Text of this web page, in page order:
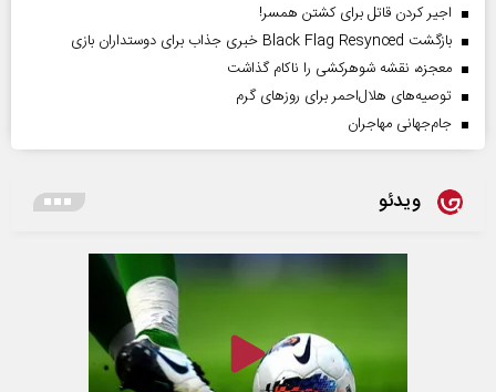
اجیر کردن قاتل برای کشتن همسر!
بازگشت Black Flag Resynced خبری جذاب برای دوستداران بازی
معجزه، نقشه شوهرکشی را ناکام گذاشت
توصیه‌های هلال‌احمر برای روز‌های گرم
جام‌جهانی مهاجران
ویدئو